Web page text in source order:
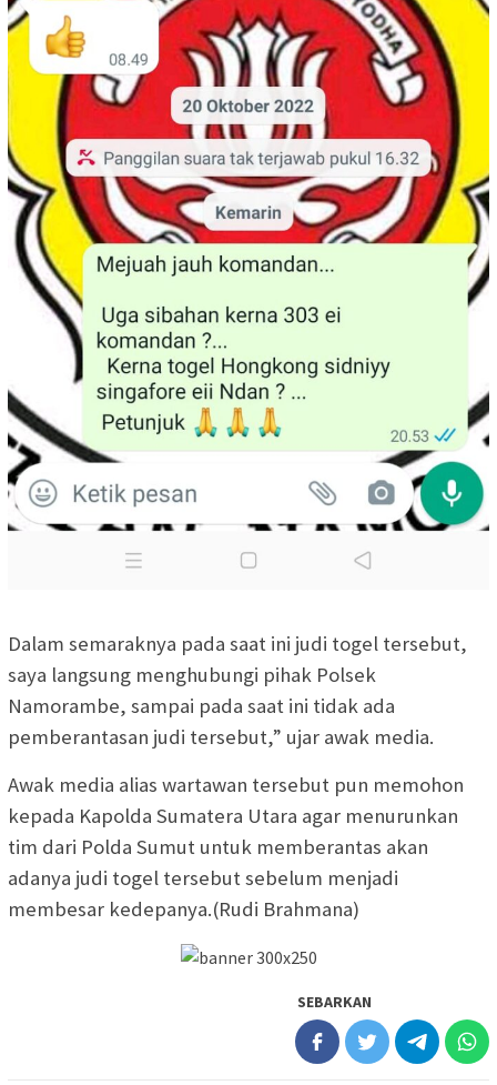
Dalam semaraknya pada saat ini judi togel tersebut,
saya langsung menghubungi pihak Polsek
Namorambe, sampai pada saat ini tidak ada
pemberantasan judi tersebut,” ujar awak media.
Awak media alias wartawan tersebut pun memohon
kepada Kapolda Sumatera Utara agar menurunkan
tim dari Polda Sumut untuk memberantas akan
adanya judi togel tersebut sebelum menjadi
membesar kedepanya.(Rudi Brahmana)
SEBARKAN